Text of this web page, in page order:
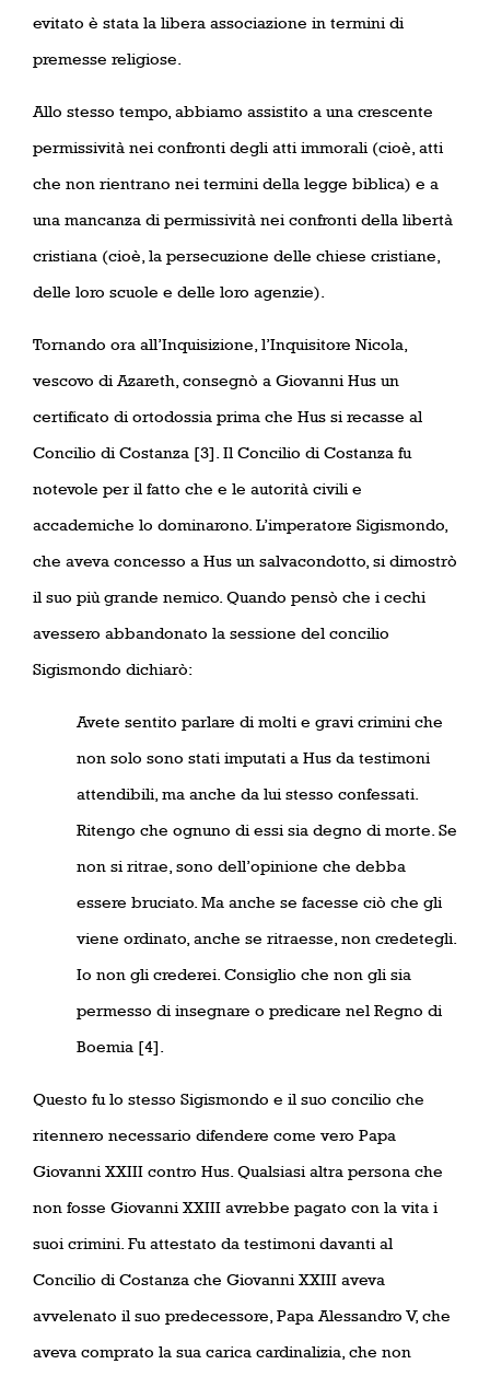
evitato è stata la libera associazione in termini di
premesse religiose.
Allo stesso tempo, abbiamo assistito a una crescente
permissività nei confronti degli atti immorali (cioè, atti
che non rientrano nei termini della legge biblica) e a
una mancanza di permissività nei confronti della libertà
cristiana (cioè, la persecuzione delle chiese cristiane,
delle loro scuole e delle loro agenzie).
Tornando ora all’Inquisizione, l’Inquisitore Nicola,
vescovo di Azareth, consegnò a Giovanni Hus un
certificato di ortodossia prima che Hus si recasse al
Concilio di Costanza [3]. Il Concilio di Costanza fu
notevole per il fatto che e le autorità civili e
accademiche lo dominarono. L’imperatore Sigismondo,
che aveva concesso a Hus un salvacondotto, si dimostrò
il suo più grande nemico. Quando pensò che i cechi
avessero abbandonato la sessione del concilio
Sigismondo dichiarò:
Avete sentito parlare di molti e gravi crimini che
non solo sono stati imputati a Hus da testimoni
attendibili, ma anche da lui stesso confessati.
Ritengo che ognuno di essi sia degno di morte. Se
non si ritrae, sono dell’opinione che debba
essere bruciato. Ma anche se facesse ciò che gli
viene ordinato, anche se ritraesse, non credetegli.
Io non gli crederei. Consiglio che non gli sia
permesso di insegnare o predicare nel Regno di
Boemia [4].
Questo fu lo stesso Sigismondo e il suo concilio che
ritennero necessario difendere come vero Papa
Giovanni XXIII contro Hus. Qualsiasi altra persona che
non fosse Giovanni XXIII avrebbe pagato con la vita i
suoi crimini. Fu attestato da testimoni davanti al
Concilio di Costanza che Giovanni XXIII aveva
avvelenato il suo predecessore, Papa Alessandro V, che
aveva comprato la sua carica cardinalizia, che non